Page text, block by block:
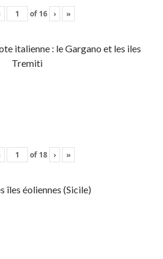
of 16 › »
italienne : le Gargano et les iles
Tremiti
of 18 › »
îles éoliennes (Sicile)